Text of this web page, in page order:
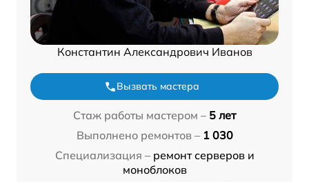
Константин Александрович Иванов
Вызвать мастера
Стаж работы мастером – 5 лет
Выполнено ремонтов – 1 030
Специализация – ремонт серверов и
моноблоков